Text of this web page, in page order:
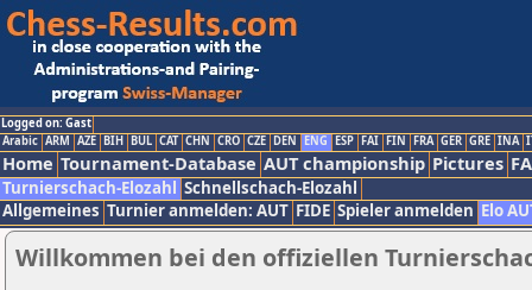
Logged on: Gast
Arabic ARM AZE BIH BUL CAT CHN CRO CZE DEN ENG ESP FAI FIN FRA GER GRE INA
Home Tournament-Database AUT championship Pictures
Turnierschach-Elozahl Schnellschach-Elozahl
Allgemeines Turnier anmelden: AUT FIDE Spieler anmelden Elo
Willkommen bei den offiziellen